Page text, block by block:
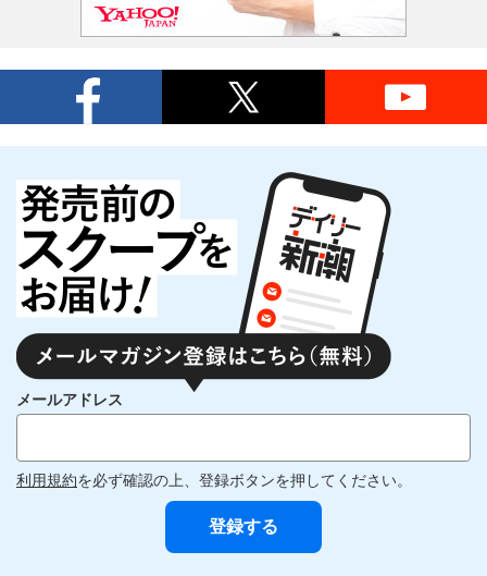
メールアドレス
利用規約を必ず確認の上、登録ボタンを押してください。